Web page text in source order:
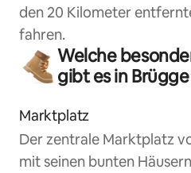
den 20 Kilometer
fahren.
Welche
gibt es in
Marktplatz
Der zentrale Marktplatz
mit seinen bunten